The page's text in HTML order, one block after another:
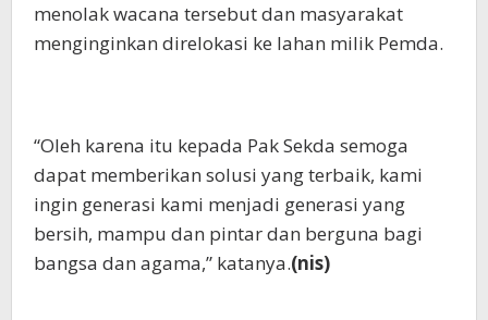
menolak wacana tersebut dan masyarakat
menginginkan direlokasi ke lahan milik Pemda.
“Oleh karena itu kepada Pak Sekda semoga
dapat memberikan solusi yang terbaik, kami
ingin generasi kami menjadi generasi yang
bersih, mampu dan pintar dan berguna bagi
bangsa dan agama,” katanya.(nis)